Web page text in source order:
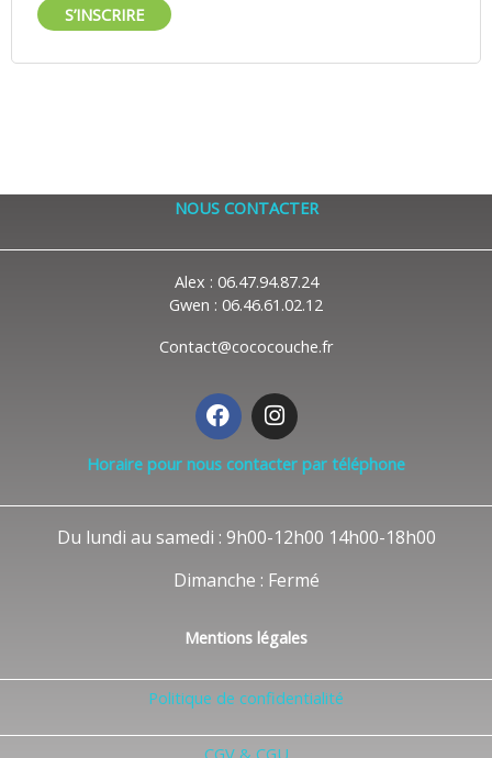
S’INSCRIRE
NOUS CONTACTER
Alex : 06.47.94.87.24
Gwen : 06.46.61.02.12
Contact@cococouche.fr
F
a
c
e
o
I
n
s
t
r
m
Horaire pour nous contacter par téléphone
Du lundi au samedi : 9h00-12h00 14h00-18h00
Dimanche : Fermé
Mentions légales
Politique de confidentialité
CGV & CGU